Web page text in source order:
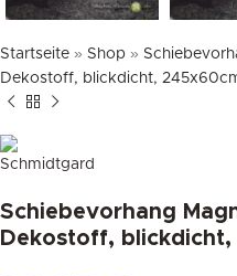
Startseite » Shop »
Dekostoff, blickdicht,
Schiebevorhang
Dekostoff,